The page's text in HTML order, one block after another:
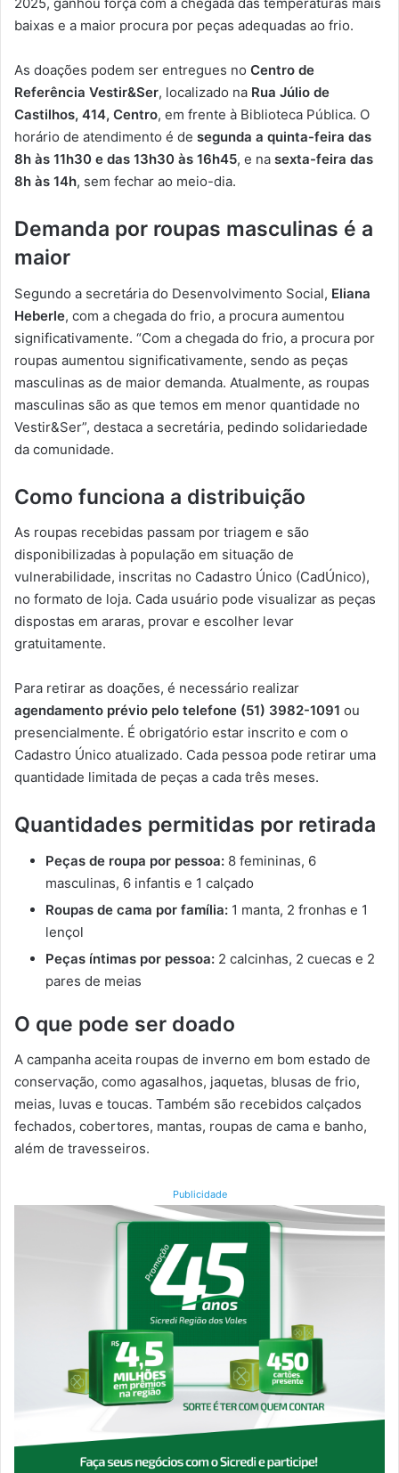
baixas e a maior procura por peças adequadas ao frio.
As doações podem ser entregues no Centro de
Referência Vestir&Ser, localizado na Rua Júlio de
Castilhos, 414, Centro, em frente à Biblioteca Pública. O
horário de atendimento é de segunda a quinta-feira das
8h às 11h30 e das 13h30 às 16h45, e na sexta-feira das
8h às 14h, sem fechar ao meio-dia.
Demanda por roupas masculinas é a
maior
Segundo a secretária do Desenvolvimento Social, Eliana
Heberle, com a chegada do frio, a procura aumentou
significativamente. “Com a chegada do frio, a procura por
roupas aumentou significativamente, sendo as peças
masculinas as de maior demanda. Atualmente, as roupas
masculinas são as que temos em menor quantidade no
Vestir&Ser”, destaca a secretária, pedindo solidariedade
da comunidade.
Como funciona a distribuição
As roupas recebidas passam por triagem e são
disponibilizadas à população em situação de
vulnerabilidade, inscritas no Cadastro Único (CadÚnico),
no formato de loja. Cada usuário pode visualizar as peças
dispostas em araras, provar e escolher levar
gratuitamente.
Para retirar as doações, é necessário realizar
agendamento prévio pelo telefone (51) 3982-1091 ou
presencialmente. É obrigatório estar inscrito e com o
Cadastro Único atualizado. Cada pessoa pode retirar uma
quantidade limitada de peças a cada três meses.
Quantidades permitidas por retirada
Peças de roupa por pessoa: 8 femininas, 6
masculinas, 6 infantis e 1 calçado
Roupas de cama por família: 1 manta, 2 fronhas e 1
lençol
Peças íntimas por pessoa: 2 calcinhas, 2 cuecas e 2
pares de meias
O que pode ser doado
A campanha aceita roupas de inverno em bom estado de
conservação, como agasalhos, jaquetas, blusas de frio,
meias, luvas e toucas. Também são recebidos calçados
fechados, cobertores, mantas, roupas de cama e banho,
além de travesseiros.
Publicidade